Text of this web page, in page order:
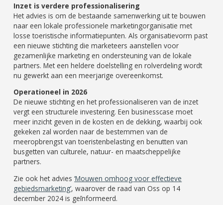
Inzet is verdere professionalisering
Het advies is om de bestaande samenwerking uit te bouwen
naar een lokale professionele marketingorganisatie met
losse toeristische informatiepunten. Als organisatievorm past
een nieuwe stichting die marketeers aanstellen voor
gezamenlijke marketing en ondersteuning van de lokale
partners. Met een heldere doelstelling en rolverdeling wordt
nu gewerkt aan een meerjarige overeenkomst.
Operationeel in 2026
De nieuwe stichting en het professionaliseren van de inzet
vergt een structurele investering. Een businesscase moet
meer inzicht geven in de kosten en de dekking, waarbij ook
gekeken zal worden naar de bestemmen van de
meeropbrengst van toeristenbelasting en benutten van
busgetten van culturele, natuur- en maatscheppelijke
partners.
Zie ook het advies‘Mouwen omhoog voor effectieve
gebiedsmarketing’, waarover de raad van Oss op 14
december 2024 is geīnformeerd.